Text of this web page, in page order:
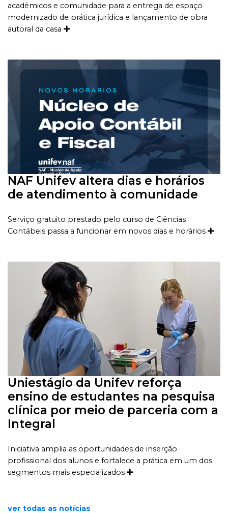
acadêmicos e comunidade para a entrega de espaço
modernizado de prática jurídica e lançamento de obra
autoral da casa
NAF Unifev altera dias e horários
de atendimento à comunidade
Serviço gratuito prestado pelo curso de Ciências
Contábeis passa a funcionar em novos dias e horários
Uniestágio da Unifev reforça
ensino de estudantes na pesquisa
clínica por meio de parceria com a
Integral
Iniciativa amplia as oportunidades de inserção
profissional dos alunos e fortalece a prática em um dos
segmentos mais especializados
ver todas as notícias